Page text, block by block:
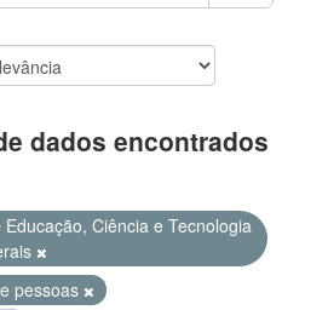
dados encontrados
Ciência e Tecnologia
pessoas